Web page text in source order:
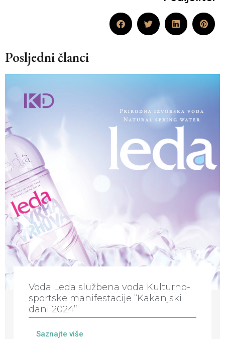
Posljedni članci
Voda Leda službena voda Kulturno-
sportske manifestacije “Kakanjski
dani 2024”
Saznajte više